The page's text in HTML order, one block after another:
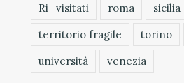
Ri_visitati
roma sicilia
territorio fragile
torino
università
venezia